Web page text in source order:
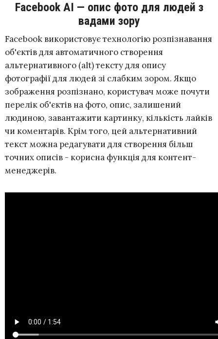
Facebook AI — опис фото для людей з
вадами зору
Facebook використовує технологію розпізнавання
об'єктів для автоматичного створення
альтернативного (alt) тексту для опису
фотографії для людей зі слабким зором. Якщо
зображення розпізнано, користувач може почути
перелік об'єктів на фото, опис, залишений
людиною, завантажити картинку, кількість лайків
чи коментарів. Крім того, цей альтернативний
текст можна редагувати для створення більш
точних описів - корисна функція для контент-
менеджерів.